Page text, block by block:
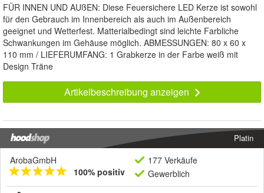
FÜR INNEN UND AUßEN: Diese Feuersichere LED Kerze ist sowohl
für den Gebrauch im Innenbereich als auch im Außenbereich
geeignet und Wetterfest. Matterialbedingt sind leichte Farbliche
Schwankungen im Gehäuse möglich. ABMESSUNGEN: 80 x 60 x
110 mm / LIEFERUMFANG: 1 Grabkerze in der Farbe weiß mit
Design Träne
Artikelbeschreibung anzeigen
Platin
ArobaGmbH
100% positiv
177 Verkäufe
Gewerblich